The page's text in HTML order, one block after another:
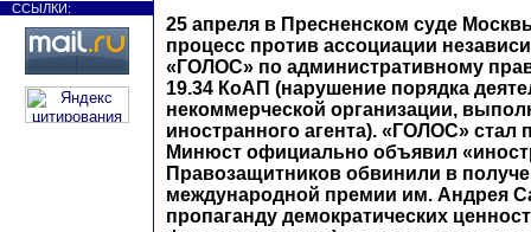
ССЫЛКИ:
25 апреля в Пресненском суде
процесс против ассоциации
«ГОЛОС» по административному
19.34 КоАП (нарушение порядка
некоммерческой организации,
иностранного агента). «ГОЛОС» стал
Минюст официально объявил
Правозащитников обвинили в
международной премии им. Андрея
пропаганду демократических